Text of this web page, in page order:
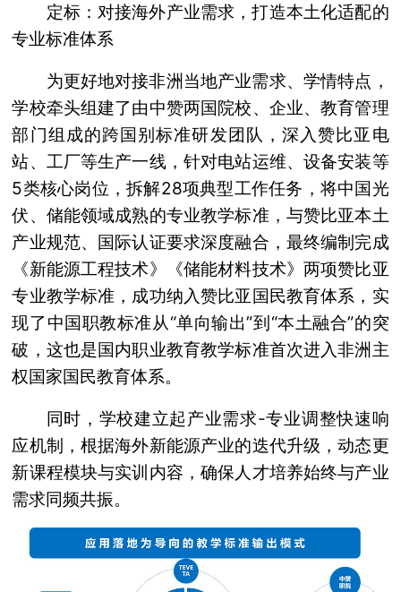
定标：对接海外产业需求，打造本土化适配的
专业标准体系
为更好地对接非洲当地产业需求、学情特点，
学校牵头组建了由中赞两国院校、企业、教育管理
部门组成的跨国别标准研发团队，深入赞比亚电
站、工厂等生产一线，针对电站运维、设备安装等
5类核心岗位，拆解28项典型工作任务，将中国光
伏、储能领域成熟的专业教学标准，与赞比亚本土
产业规范、国际认证要求深度融合，最终编制完成
《新能源工程技术》《储能材料技术》两项赞比亚
专业教学标准，成功纳入赞比亚国民教育体系，实
现了中国职教标准从“单向输出”到“本土融合”的突
破，这也是国内职业教育教学标准首次进入非洲主
权国家国民教育体系。
同时，学校建立起产业需求-专业调整快速响
应机制，根据海外新能源产业的迭代升级，动态更
新课程模块与实训内容，确保人才培养始终与产业
需求同频共振。